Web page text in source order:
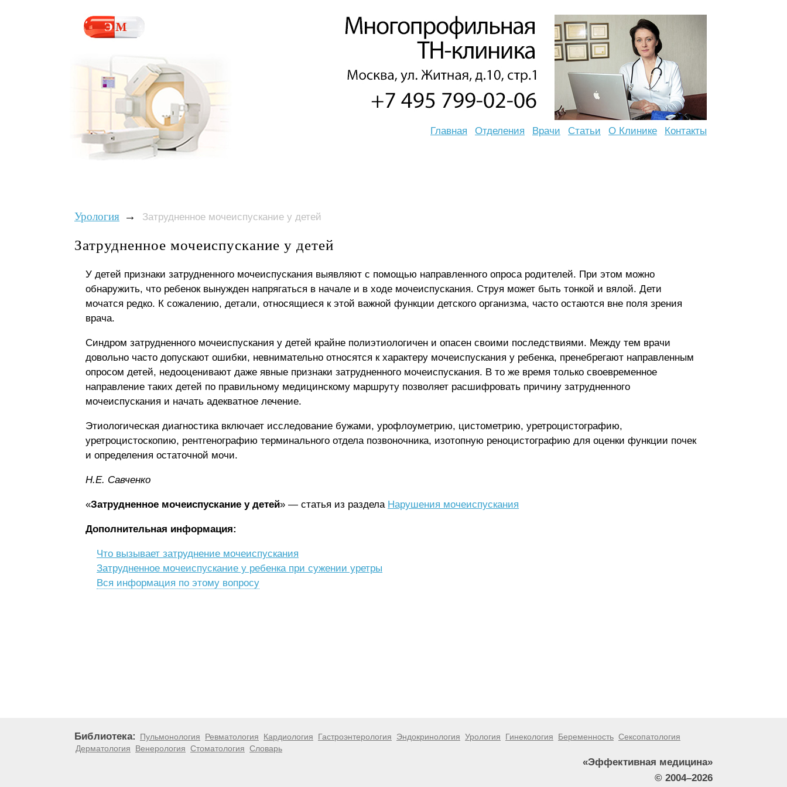
Главная Отделения Врачи Статьи О Клинике Контакты
Урология → Затрудненное мочеиспускание у детей
Затрудненное мочеиспускание у детей
У детей признаки затрудненного мочеиспускания выявляют с помощью направленного опроса родителей. При этом можно
обнаружить, что ребенок вынужден напрягаться в начале и в ходе мочеиспускания. Струя может быть тонкой и вялой. Дети
мочатся редко. К сожалению, детали, относящиеся к этой важной функции детского организма, часто остаются вне поля зрения
врача.
Синдром затрудненного мочеиспускания у детей крайне полиэтиологичен и опасен своими последствиями. Между тем врачи
довольно часто допускают ошибки, невнимательно относятся к характеру мочеиспускания у ребенка, пренебрегают направленным
опросом детей, недооценивают даже явные признаки затрудненного мочеиспускания. В то же время только своевременное
направление таких детей по правильному медицинскому маршруту позволяет расшифровать причину затрудненного
мочеиспускания и начать адекватное лечение.
Этиологическая диагностика включает исследование бужами, урофлоуметрию, цистометрию, уретроцистографию,
уретроцистоскопию, рентгенографию терминального отдела позвоночника, изотопную реноцистографию для оценки функции почек
и определения остаточной мочи.
H.E. Caвчeнкo
«Затрудненное мочеиспускание у детей» — статья из раздела Нарушения мочеиспускания
Дополнительная информация:
Что вызывает затруднение мочеиспускания
Затрудненное мочеиспускание у ребенка при сужении уретры
Вся информация по этому вопросу
Библиотека: Пульмонология Ревматология Кардиология Гастроэнтерология Эндокринология Урология Гинекология Беременность Сексопатология
Дерматология
Венерология Стоматология Словарь
«Эффективная медицина»
© 2004–2026